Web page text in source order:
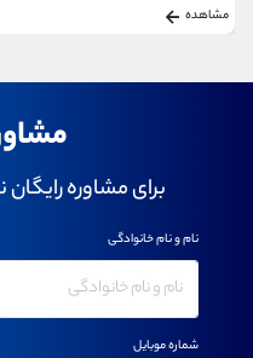
مشاهده
برای مشاوره
نام و نام خانوادگی
شماره موبایل